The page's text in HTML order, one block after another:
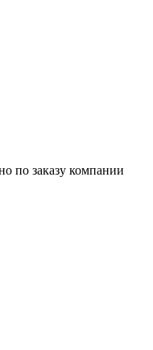
по заказу компании